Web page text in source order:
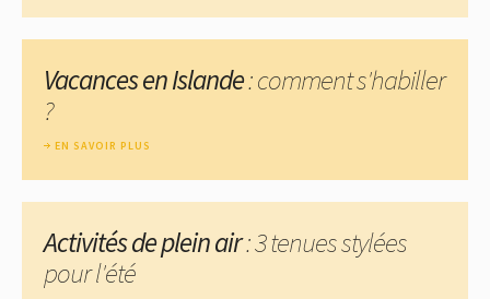
Vacances en Islande: comment s'habiller
?
EN SAVOIR PLUS
Activités de plein air: 3 tenues stylées
pour l'été